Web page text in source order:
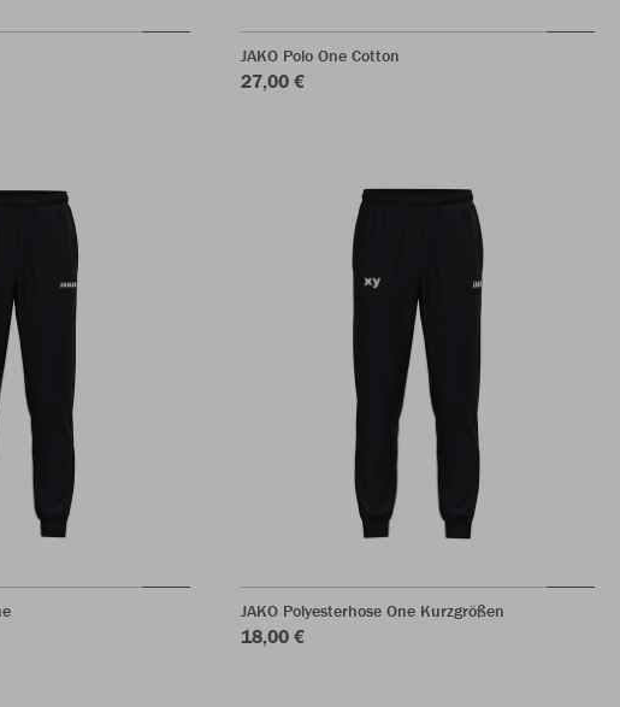
JAKO Polo One Cotton
27,00 €
JAKO Polyesterhose One Kurzgrößen
18,00 €